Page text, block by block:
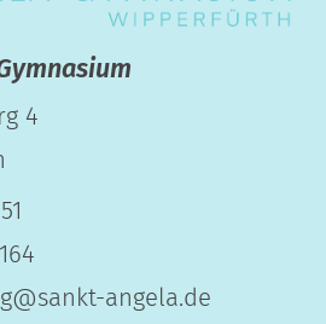
4
angela.de